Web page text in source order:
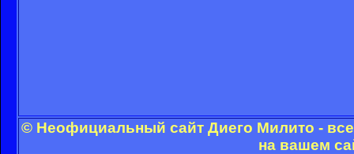
© Неофициальный сайт Диего Милито -
на вашем